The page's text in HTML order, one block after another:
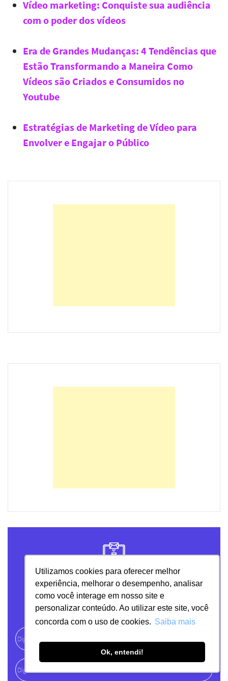
Utilizamos cookies para oferecer melhor
experiência, melhorar o desempenho, analisar
como você interage em nosso site e
personalizar conteúdo. Ao utilizar este site, você
concorda com o uso de cookies. Saiba mais
Ok, entendi!
Vídeo marketing: Conquiste sua audiência
com o poder dos vídeos
Era de Grandes Mudanças: 4 Tendências que
Estão Transformando a Maneira Como
Vídeos são Criados e Consumidos no
Youtube
Estratégias de Marketing de Vídeo para
Envolver e Engajar o Público
Receber conteúdos
relevantes sobre
Marketing Digital